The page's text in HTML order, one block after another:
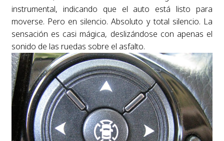
instrumental, indicando que el auto está listo para
moverse. Pero en silencio. Absoluto y total silencio. La
sensación es casi mágica, deslizándose con apenas el
sonido de las ruedas sobre el asfalto.